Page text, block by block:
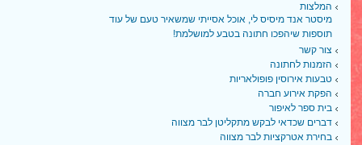
המלצות
מיסטר אנד מיסיס לי, אוכל אסייתי שמשאיר טעם של עוד
תוספות שיהפכו חתונה בטבע למושלמת!
צור קשר
הזמנות לחתונה
טבעות אירוסין פופולאריות
הפקת אירוע חברה
בית ספר לאיפור
דברים שכדאי לבקש מתקליטן לבר מצווה
בחירת אטרקציות לבר מצווה